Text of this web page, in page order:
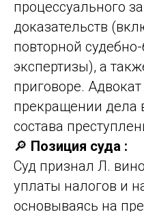
процессуального
доказательств
повторной
экспертизы), а
приговоре.
прекращении дела
состава
🔎 Позиция суда :
Суд признал Л.
уплаты налогов и
основываясь на